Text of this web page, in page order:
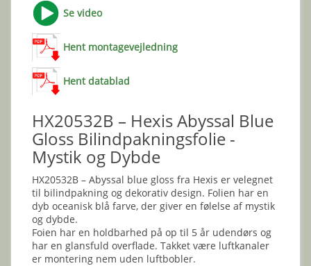
Se video
Hent montagevejledning
Hent datablad
HX20532B – Hexis Abyssal Blue
Gloss Bilindpakningsfolie -
Mystik og Dybde
HX20532B – Abyssal blue gloss fra Hexis er velegnet
til bilindpakning og dekorativ design. Folien har en
dyb oceanisk blå farve, der giver en følelse af mystik
og dybde.
Foien har en holdbarhed på op til 5 år udendørs og
har en glansfuld overflade. Takket være luftkanaler
er montering nem uden luftbobler.